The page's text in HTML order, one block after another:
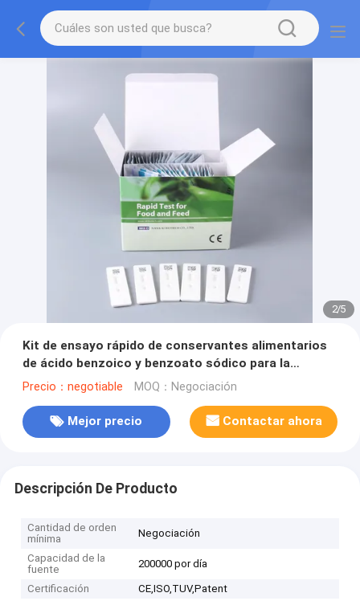
2/5
Kit de ensayo rápido de conservantes alimentarios
de ácido benzoico y benzoato sódico para la
detección de bebidas y alimentos procesados
Precio：negotiable MOQ：Negociación
Mejor precio Contactar ahora
Descripción De Producto
Cantidad de orden
mínima
Negociación
Capacidad de la
fuente
200000 por día
Certificación
CE,ISO,TUV,Patent